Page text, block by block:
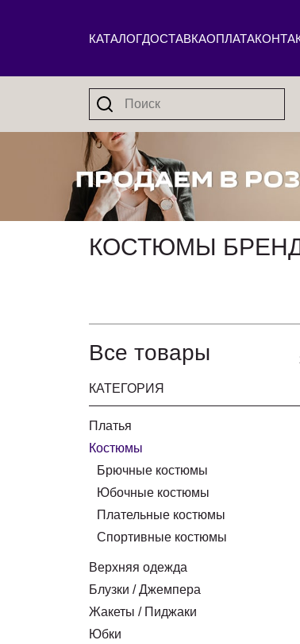
КАТАЛОГДОСТАВКАОПЛАТА
КОСТЮМЫ
Все товары
КАТЕГОРИЯ
Платья
Костюмы
Брючные костюмы
Юбочные костюмы
Плательные костюмы
Спортивные костюмы
Верхняя одежда
Блузки / Джемпера
Жакеты / Пиджаки
Юбки